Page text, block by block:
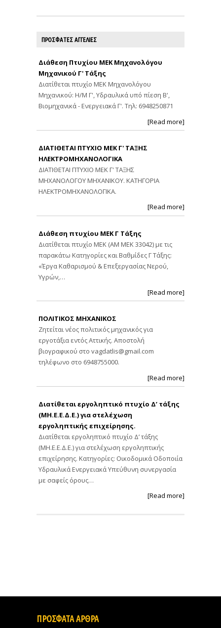
ΠΡΟΣΦΑΤΕΣ ΑΓΓΕΛΙΕΣ
Διάθεση Πτυχίου ΜΕΚ Μηχανολόγου
Μηχανικού Γ' Τάξης
Διατίθεται πτυχίο ΜΕΚ Μηχανολόγου
Μηχανικού: Η/Μ Γ', Υδραυλικά υπό πίεση Β',
Βιομηχανικά - Ενεργειακά Γ'. Τηλ: 6948250871
[Read more]
ΔΙΑΤΙΘΕΤΑΙ ΠΤΥΧΙΟ ΜΕΚ Γ' ΤΑΞΗΣ
ΗΛΕΚΤΡΟΜΗΧΑΝΟΛΟΓΙΚΑ
ΔΙΑΤΙΘΕΤΑΙ ΠΤΥΧΙΟ ΜΕΚ Γ' ΤΑΞΗΣ
ΜΗΧΑΝΟΛΟΓΟΥ ΜΗΧΑΝΙΚΟΥ. ΚΑΤΗΓΟΡΙΑ
ΗΛΕΚΤΡΟΜΗΧΑΝΟΛΟΓΙΚΑ.
[Read more]
Διάθεση πτυχίου ΜΕΚ Γ Τάξης
Διατίθεται πτυχίο ΜΕΚ (ΑΜ ΜΕΚ 33042) με τις
παρακάτω Κατηγορίες και Βαθμίδες Γ Τάξης:
«Έργα Καθαρισμού & Επεξεργασίας Νερού,
Υγρών,…
[Read more]
ΠΟΛΙΤΙΚΟΣ ΜΗΧΑΝΙΚΟΣ
Ζητείται νέος πολιτικός μηχανικός για
εργοτάξια εντός Αττικής. Αποστολή
βιογραφικού στο vagdatlis@gmail.com
τηλέφωνο στο 6948755000.
[Read more]
Διατίθεται εργοληπτικό πτυχίο Δ’ τάξης
(ΜΗ.Ε.Ε.Δ.Ε.) για στελέχωση
εργοληπτικής επιχείρησης.
Διατίθεται εργοληπτικό πτυχίο Δ’ τάξης
(ΜΗ.Ε.Ε.Δ.Ε.) για στελέχωση εργοληπτικής
επιχείρησης. Κατηγορίες: Οικοδομικά Οδοποιία
Υδραυλικά Ενεργειακά Υπεύθυνη συνεργασία
με σαφείς όρους…
[Read more]
ΠΡΟΣΦΑΤΑ ΑΡΘΡΑ